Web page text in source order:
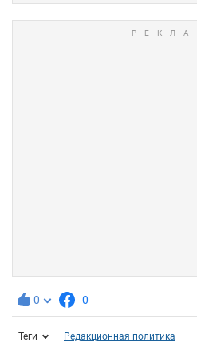
0 0
Теги Редакционная политика